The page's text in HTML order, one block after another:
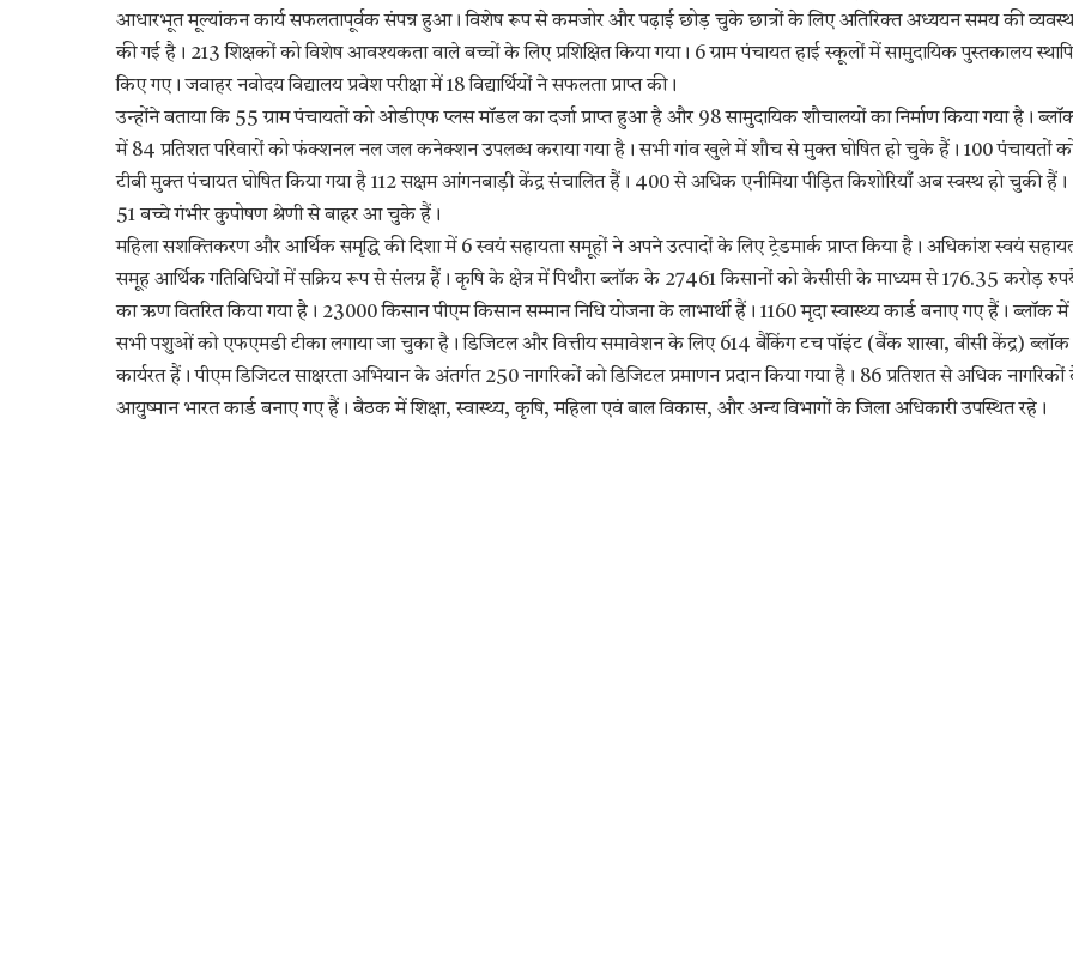
आधारभूत मूल्यांकन कार्य सफलतापूर्वक संपन्न हुआ। विशेष रूप से कमजोर और पढ़ाई छोड़ चुके छात्रों के लिए अतिरिक्त अध्ययन समय की
की गई है। 213 शिक्षकों को विशेष आवश्यकता वाले बच्चों के लिए प्रशिक्षित किया गया। 6 ग्राम पंचायत हाई स्कूलों में सामुदायिक पुस्तकालय
किए गए। जवाहर नवोदय विद्यालय प्रवेश परीक्षा में 18 विद्यार्थियों ने सफलता प्राप्त की।
उन्होंने बताया कि 55 ग्राम पंचायतों को ओडीएफ प्लस मॉडल का दर्जा प्राप्त हुआ है और 98 सामुदायिक शौचालयों का निर्माण किया गया है।
में 84 प्रतिशत परिवारों को फंक्शनल नल जल कनेक्शन उपलब्ध कराया गया है। सभी गांव खुले में शौच से मुक्त घोषित हो चुके हैं। 100 पंचायतों
टीबी मुक्त पंचायत घोषित किया गया है 112 सक्षम आंगनबाड़ी केंद्र संचालित हैं। 400 से अधिक एनीमिया पीड़ित किशोरियाँ अब स्वस्थ हो चुकी हैं।
51 बच्चे गंभीर कुपोषण श्रेणी से बाहर आ चुके हैं।
महिला सशक्तिकरण और आर्थिक समृद्धि की दिशा में 6 स्वयं सहायता समूहों ने अपने उत्पादों के लिए ट्रेडमार्क प्राप्त किया है। अधिकांश स्वयं
समूह आर्थिक गतिविधियों में सक्रिय रूप से संलग्न हैं। कृषि के क्षेत्र में पिथौरा ब्लॉक के 27461 किसानों को केसीसी के माध्यम से 176.35 करोड़
का ऋण वितरित किया गया है। 23000 किसान पीएम किसान सम्मान निधि योजना के लाभार्थी हैं। 1160 मृदा स्वास्थ्य कार्ड बनाए गए हैं। ब्लॉक में
सभी पशुओं को एफएमडी टीका लगाया जा चुका है। डिजिटल और वित्तीय समावेशन के लिए 614 बैंकिंग टच पॉइंट (बैंक शाखा, बीसी केंद्र) ब्लॉक
कार्यरत हैं। पीएम डिजिटल साक्षरता अभियान के अंतर्गत 250 नागरिकों को डिजिटल प्रमाणन प्रदान किया गया है। 86 प्रतिशत से अधिक
आयुष्मान भारत कार्ड बनाए गए हैं। बैठक में शिक्षा, स्वास्थ्य, कृषि, महिला एवं बाल विकास, और अन्य विभागों के जिला अधिकारी उपस्थित रहे।